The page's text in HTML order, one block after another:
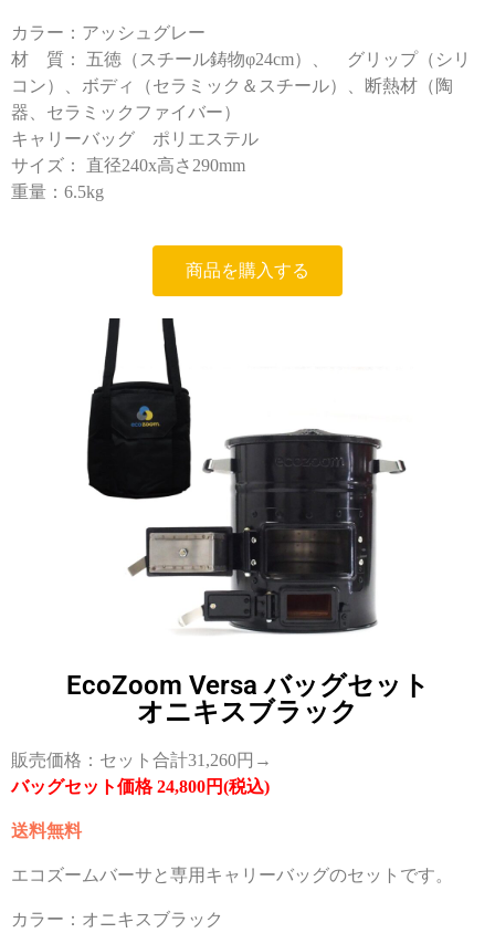
カラー：アッシュグレー
材 質： 五徳（スチール鋳物φ24cm）、 グリップ（シリ
コン）、ボディ（セラミック＆スチール）、断熱材（陶
器、セラミックファイバー）
キャリーバッグ ポリエステル
サイズ： 直径240x高さ290mm
重量：6.5kg
商品を購入する
EcoZoom Versa バッグセット
オニキスブラック
販売価格：セット合計31,260円→
バッグセット価格 24,800円(税込)
送料無料
エコズームバーサと専用キャリーバッグのセットです。
カラー：オニキスブラック